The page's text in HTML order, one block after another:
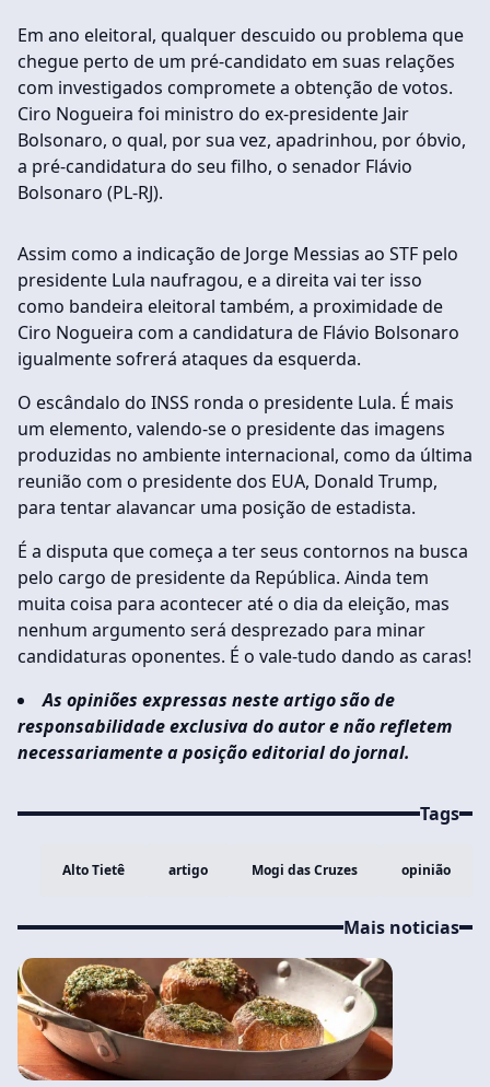
Em ano eleitoral, qualquer descuido ou problema que
chegue perto de um pré-candidato em suas relações
com investigados compromete a obtenção de votos.
Ciro Nogueira foi ministro do ex-presidente Jair
Bolsonaro, o qual, por sua vez, apadrinhou, por óbvio,
a pré-candidatura do seu filho, o senador Flávio
Bolsonaro (PL-RJ).
Assim como a indicação de Jorge Messias ao STF pelo
presidente Lula naufragou, e a direita vai ter isso
como bandeira eleitoral também, a proximidade de
Ciro Nogueira com a candidatura de Flávio Bolsonaro
igualmente sofrerá ataques da esquerda.
O escândalo do INSS ronda o presidente Lula. É mais
um elemento, valendo-se o presidente das imagens
produzidas no ambiente internacional, como da última
reunião com o presidente dos EUA, Donald Trump,
para tentar alavancar uma posição de estadista.
É a disputa que começa a ter seus contornos na busca
pelo cargo de presidente da República. Ainda tem
muita coisa para acontecer até o dia da eleição, mas
nenhum argumento será desprezado para minar
candidaturas oponentes. É o vale-tudo dando as caras!
As opiniões expressas neste artigo são de
responsabilidade exclusiva do autor e não refletem
necessariamente a posição editorial do jornal.
Tags
Alto Tietê artigo Mogi das Cruzes opinião
Mais noticias